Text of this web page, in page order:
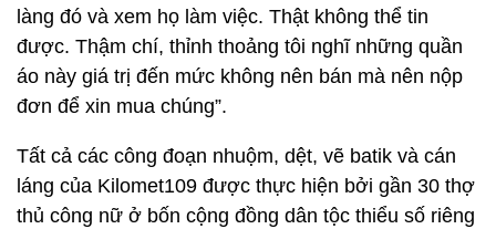
làng đó và xem họ làm việc. Thật không thể tin
được. Thậm chí, thỉnh thoảng tôi nghĩ những quần
áo này giá trị đến mức không nên bán mà nên nộp
đơn để xin mua chúng”.
Tất cả các công đoạn nhuộm, dệt, vẽ batik và cán
láng của Kilomet109 được thực hiện bởi gần 30 thợ
thủ công nữ ở bốn cộng đồng dân tộc thiểu số riêng